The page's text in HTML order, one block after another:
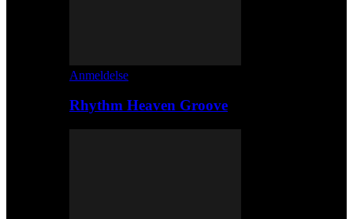
Anmeldelse
Rhythm Heaven Groove